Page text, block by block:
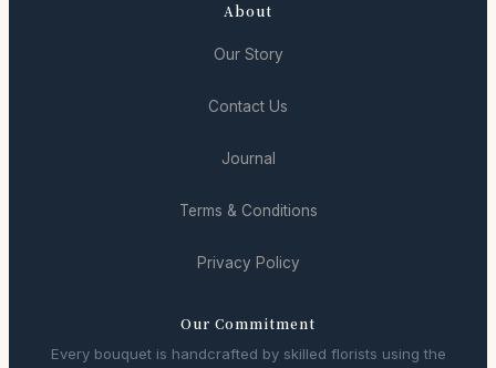
About
Our Story
Contact Us
Journal
Terms & Conditions
Privacy Policy
Our Commitment
Every bouquet is handcrafted by skilled florists using the